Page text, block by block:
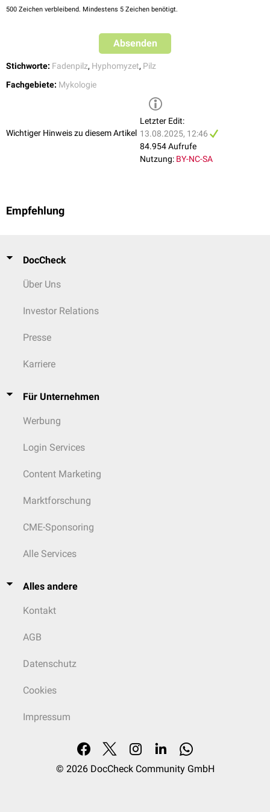
auf der Haut als
Abheilung sichtbar macht.
Trichophyton violaceum
Mikrosporum
Epidermophyton
Pneumonie durch Pseudallescheria boydii
500 Zeichen verbleibend. Mindestens 5 Zeichen benötigt.
Absenden
Stichworte: Fadenpilz, Hyphomyzet, Pilz
Fachgebiete: Mykologie
Wichtiger Hinweis zu diesem Artikel
Letzter Edit:
13.08.2025, 12:46
84.954 Aufrufe
Nutzung: BY-NC-SA
Empfehlung
DocCheck
Über Uns
Investor Relations
Presse
Karriere
Für Unternehmen
Werbung
Login Services
Content Marketing
Marktforschung
CME-Sponsoring
Alle Services
Alles andere
Kontakt
AGB
Datenschutz
Cookies
Impressum
© 2026 DocCheck Community GmbH